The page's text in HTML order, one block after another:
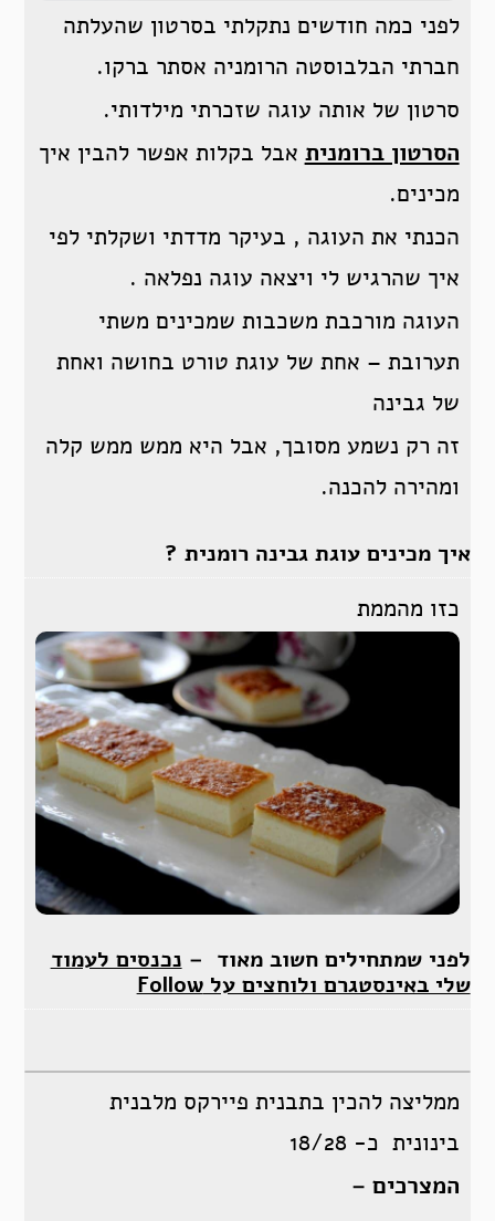
לפני כמה חודשים נתקלתי בסרטון שהעלתה
חברתי הבלבוסטה הרומניה אסתר ברקו.
סרטון של אותה עוגה שזכרתי מילדותי.
הסרטון ברומנית אבל בקלות אפשר להבין איך
מכינים.
הכנתי את העוגה , בעיקר מדדתי ושקלתי לפי
איך שהרגיש לי ויצאה עוגה נפלאה .
העוגה מורכבת משכבות שמכינים משתי
תערובת – אחת של עוגת טורט בחושה ואחת
של גבינה
זה רק נשמע מסובך, אבל היא ממש ממש קלה
ומהירה להכנה.
איך מכינים עוגת גבינה רומנית ?
כזו מהממת
לפני שמתחילים חשוב מאוד – נכנסים לעמוד
שלי באינסטגרם ולוחצים על Follow
ממליצה להכין בתבנית פיירקס מלבנית
בינונית כ- 18/28
המצרכים –